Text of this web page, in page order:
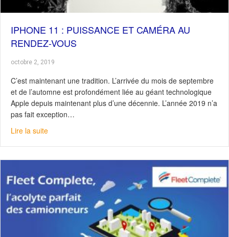
IPHONE 11 : PUISSANCE ET CAMÉRA AU
RENDEZ-VOUS
octobre 2, 2019
C’est maintenant une tradition. L’arrivée du mois de septembre
et de l’automne est profondément liée au géant technologique
Apple depuis maintenant plus d’une décennie. L’année 2019 n’a
pas fait exception…
Lire la suiteabout iPhone 11 : Puissance et caméra au rendez-vous